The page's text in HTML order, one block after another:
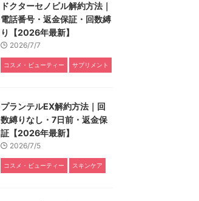
ドクターセノビル解約方法｜
電話番号・返金保証・回数縛
り【2026年最新】
2026/7/7
コスメ・ビューティー サプリメント
プランテルEX解約方法｜回
数縛りなし・7日前・返金保
証【2026年最新】
2026/7/5
コスメ・ビューティー スキンケア